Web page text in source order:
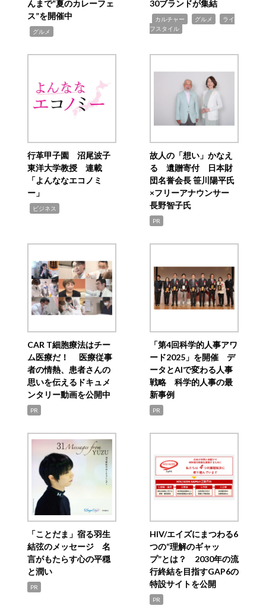
んまで“夏のカレーフェ
ス”を開催中
グルメ
30ブランドが集結
カルチャー グルメ
ライ
フスタイル
行革甲子園 沼尾波子
東洋大学教授 連載
「よんななエコノミ
ー」
ビジネス
故人の「想い」かなえ
る 遺贈寄付 日本財
団名誉会長 笹川陽平氏
×フリーアナウンサー
長野智子氏
PR
CAR T細胞療法はチー
ム医療だ！ 医療従事
者の情熱、患者さんの
思いを伝えるドキュメ
ンタリー動画を公開中
PR
「第4回科学的人事アワ
ード2025」を開催 デ
ータとAIで変わる人事
戦略 科学的人事の最
新事例
PR
「ことだま」宿る羽生
結弦のメッセージ 名
言がもたらす心の平穏
と潤い
PR
HIV/エイズにまつわる6
つの“理解のギャッ
プ”とは？ 2030年の流
行終結を目指すGAP6の
特設サイトを公開
PR